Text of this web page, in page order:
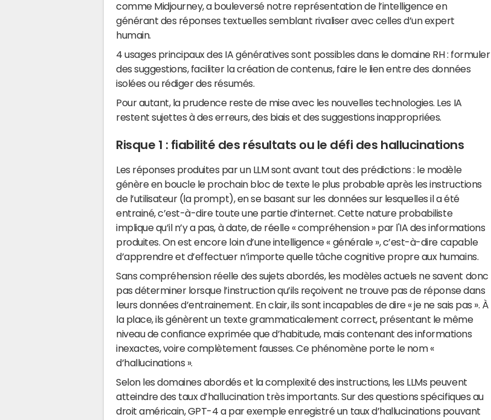
comme Midjourney, a bouleversé notre représentation de l’intelligence en
générant des réponses textuelles semblant rivaliser avec celles d’un expert
humain.
4 usages principaux des IA génératives sont possibles dans le domaine RH : formuler
des suggestions, faciliter la création de contenus, faire le lien entre des données
isolées ou rédiger des résumés.
Pour autant, la prudence reste de mise avec les nouvelles technologies. Les IA
restent sujettes à des erreurs, des biais et des suggestions inappropriées.
Risque 1 : fiabilité des résultats ou le défi des hallucinations
Les réponses produites par un LLM sont avant tout des prédictions : le modèle
génère en boucle le prochain bloc de texte le plus probable après les instructions
de l’utilisateur (la prompt), en se basant sur les données sur lesquelles il a été
entrainé, c’est-à-dire toute une partie d’internet. Cette nature probabiliste
implique qu’il n’y a pas, à date, de réelle « compréhension » par l'IA des informations
produites. On est encore loin d’une intelligence « générale », c’est-à-dire capable
d’apprendre et d’effectuer n’importe quelle tâche cognitive propre aux humains.
Sans compréhension réelle des sujets abordés, les modèles actuels ne savent donc
pas déterminer lorsque l’instruction qu’ils reçoivent ne trouve pas de réponse dans
leurs données d’entrainement. En clair, ils sont incapables de dire « je ne sais pas ». À
la place, ils génèrent un texte grammaticalement correct, présentant le même
niveau de confiance exprimée que d’habitude, mais contenant des informations
inexactes, voire complètement fausses. Ce phénomène porte le nom «
d’hallucinations ».
Selon les domaines abordés et la complexité des instructions, les LLMs peuvent
atteindre des taux d’hallucination très importants. Sur des questions spécifiques au
droit américain, GPT-4 a par exemple enregistré un taux d’hallucinations pouvant